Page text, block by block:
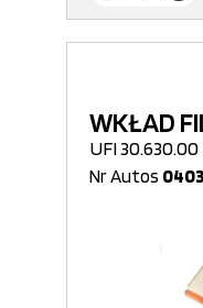
WKŁAD
UFI 30.630.00
Nr Autos